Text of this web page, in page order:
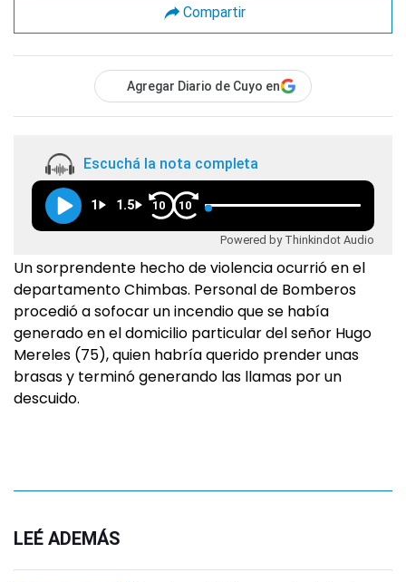
Compartir
Agregar Diario de Cuyo en
Escuchá la nota completa
1 1.5 10 10
Powered by Thinkindot Audio
Un sorprendente hecho de violencia ocurrió en el
departamento Chimbas. Personal de Bomberos
procedió a sofocar un incendio que se había
generado en el domicilio particular del señor Hugo
Mereles (75), quien habría querido prender unas
brasas y terminó generando las llamas por un
descuido.
LEÉ ADEMÁS